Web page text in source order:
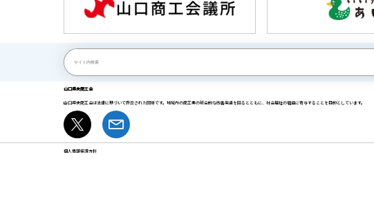
山口県央商工会
山口県央商工会は法律に基づいて設立された団体です。地域内の商工業の総合的な改善発達を図るとともに、社会福祉の増進に寄与することを目的としています。
個人情報保護方針